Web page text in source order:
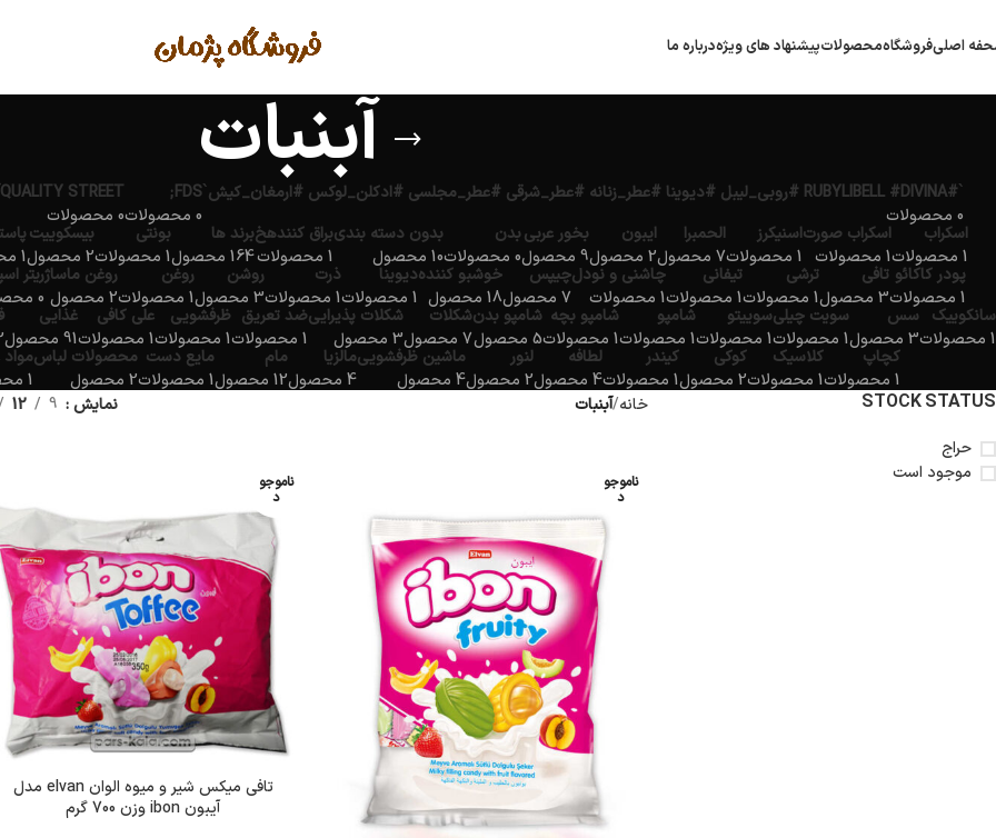
اصلیفروشگاهمحصولاتپیشنهاد های ویژهدرباره ما
آبنبات
`#RUBYLIBELL #DIVINA #روبی_لیبل #دیوینا #عطر_زنانه #عطر_شرقی #عطر_مجلسی #ادکلن_لوکس #ارمغان_کیش`
0 محصولات
FDS;
0 محصولات
QUALITY STREET
0 محصولات
اسکراب
1 محصولات
اسکراب صورت
1 محصولات
اسنیکرز
1 محصولات
الحمبرا
7 محصول
ایبون
2 محصول
بخور عربی
9 محصول
بدن
0 محصولات
بدون دسته بندی
10 محصول
براق کنندهخ
1 محصولات
برند ها
164 محصول
بونتی
1 محصولات
بیسکوییت
2 محصول
1 محصولات
پودر کاکائو
1 محصولات
تافی
3 محصول
ترشی
1 محصولات
تیفانی
1 محصولات
چاشنی و نودل
1 محصولات
چیپس
7 محصول
خوشبو کننده
18 محصول
دیوینا
1 محصولات
ذرت
1 محصولات
روشن
3 محصول
روغن
1 محصولات
روغن ماساژ
2 محصول
ریتر
0 محصولات
سانکوییک
1 محصولات
سس
3 محصول
سویت چیلی
1 محصولات
سوییتو
1 محصولات
شامپو
1 محصولات
شامپو بچه
1 محصولات
شامپو بدن
5 محصول
شکلات
7 محصول
شکلات پذیرایی
3 محصول
ضد تعریق
1 محصولات
ظرفشویی
1 محصولات
علی کافی
1 محصولات
غذایی
91 محصول
2
کچاپ
1 محصولات
کلاسیک
1 محصولات
کوکی
2 محصول
کیندر
1 محصولات
لطافه
4 محصول
لنور
2 محصول
ماشین ظرفشویی
4 محصول
مالزیا
4 محصول
مام
12 محصول
مایع دست
1 محصولات
محصولات لباس
2 محصول
1 محصولات
STOCK STATUS
حراج
موجود است
خانه آبنبات نمایش 9
12
ناموجو
د
ناموجو
د
تافی میکس شیر و میوه الوان elvan مدل
آیبون ibon وزن 700 گرم